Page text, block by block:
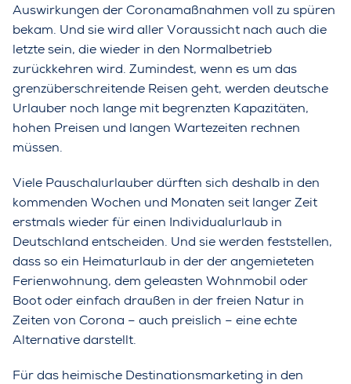
Auswirkungen der Coronamaßnahmen voll zu spüren
bekam. Und sie wird aller Voraussicht nach auch die
letzte sein, die wieder in den Normalbetrieb
zurückkehren wird. Zumindest, wenn es um das
grenzüberschreitende Reisen geht, werden deutsche
Urlauber noch lange mit begrenzten Kapazitäten,
hohen Preisen und langen Wartezeiten rechnen
müssen.
Viele Pauschalurlauber dürften sich deshalb in den
kommenden Wochen und Monaten seit langer Zeit
erstmals wieder für einen Individualurlaub in
Deutschland entscheiden. Und sie werden feststellen,
dass so ein Heimaturlaub in der der angemieteten
Ferienwohnung, dem geleasten Wohnmobil oder
Boot oder einfach draußen in der freien Natur in
Zeiten von Corona – auch preislich – eine echte
Alternative darstellt.
Für das heimische Destinationsmarketing in den